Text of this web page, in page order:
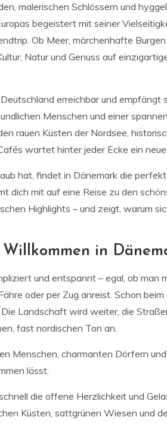
malerischen Schlössern und
begeistert mit seiner
Ob Meer, märchenhafte
Natur und Genuss auf
erreichbar und empfängt
Menschen und einer
rauen Küsten der Nordsee,
wartet hinter jeder Ecke ein
hat, findet in Dänemark die
dich mit auf eine Reise zu den
Highlights – und zeigt, warum
in
und entspannt – egal, ob man
oder per Zug anreist. Schon
Landschaft wird weiter, die
fast nordischen Ton an.
Menschen, charmanten Dörfern
lässt.
die offene Herzlichkeit und
Küsten, sattgrünen Wiesen und